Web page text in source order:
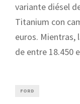
variante diésel
Titanium con
euros. Mientras,
de entre 18.450
FORD